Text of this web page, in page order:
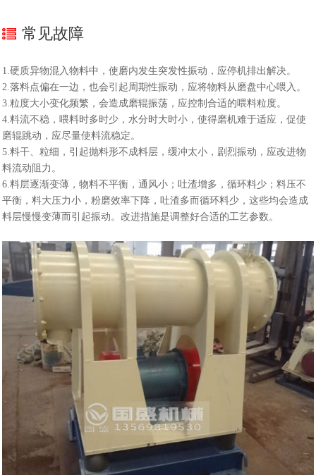
常见故障
1.硬质异物混入物料中，使磨内发生突发性振动，应停机排出解决。
2.落料点偏在一边，也会引起周期性振动，应将物料从磨盘中心喂入。
3.粒度大小变化频繁，会造成磨辊振荡，应控制合适的喂料粒度。
4.料流不稳，喂料时多时少，水分时大时小，使得磨机难于适应，促使
磨辊跳动，应尽量使料流稳定。
5.料干、粒细，引起抛料形不成料层，缓冲太小，剧烈振动，应改进物
料流动阻力。
6.料层逐渐变薄，物料不平衡，通风小；吐渣增多，循环料少；料压不
平衡，料大压力小，粉磨效率下降，吐渣多而循环料少，这些均会造成
料层慢慢变薄而引起振动。改进措施是调整好合适的工艺参数。